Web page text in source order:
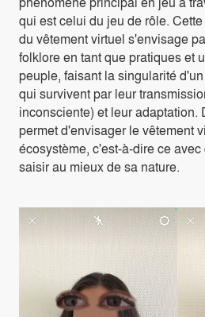
qui est celui du jeu de rôle.
du vêtement virtuel s'envisage
folklore en tant que pratiques et
peuple, faisant la singularité
qui survivent par leur
inconsciente) et leur adaptation.
permet d'envisager le vêtement
écosystème, c'est-à-dire ce
saisir au mieux de sa nature.